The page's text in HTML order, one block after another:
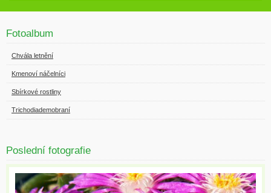
Fotoalbum
Chvála letnění
Kmenoví náčelníci
Sbírkové rostliny
Trichodiademobraní
Poslední fotografie